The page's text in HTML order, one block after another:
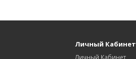
Личный Кабинет
Личный Кабинет